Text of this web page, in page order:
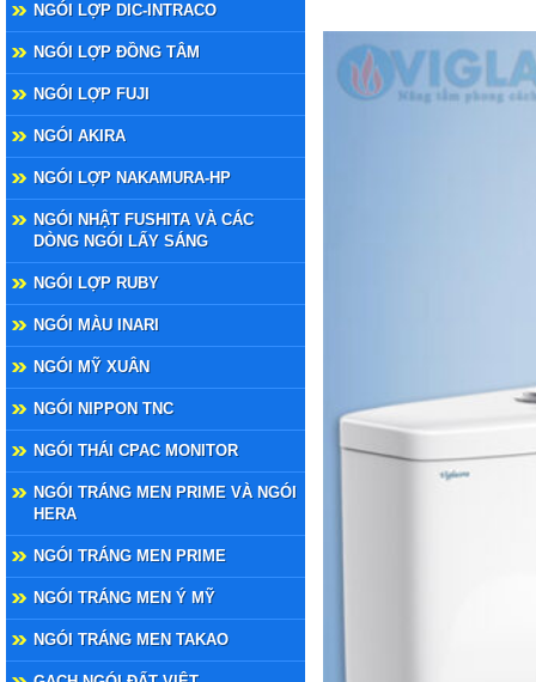
NGÓI LỢP DIC-INTRACO
NGÓI LỢP ĐỒNG TÂM
NGÓI LỢP FUJI
NGÓI AKIRA
NGÓI LỢP NAKAMURA-HP
NGÓI NHẬT FUSHITA VÀ CÁC
DÒNG NGÓI LẤY SÁNG
NGÓI LỢP RUBY
NGÓI MÀU INARI
NGÓI MỸ XUÂN
NGÓI NIPPON TNC
NGÓI THÁI CPAC MONITOR
NGÓI TRÁNG MEN PRIME VÀ NGÓI
HERA
NGÓI TRÁNG MEN PRIME
NGÓI TRÁNG MEN Ý MỸ
NGÓI TRÁNG MEN TAKAO